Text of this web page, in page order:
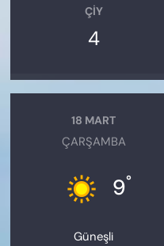
ÇIY
4
18 MART
ÇARŞAMBA
9°
Güneşli